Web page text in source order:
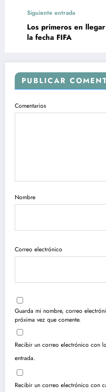
Siguiente entrada
Los primeros en
la fecha FIFA
PUBLICAR
Comentarios
Nombre
Correo electrónico
Guarda mi nombre, correo
próxima vez que comente.
Recibir un correo electrónico con
entrada.
Recibir un correo electrónico con